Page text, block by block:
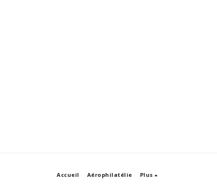
Accueil Aérophilatélie Plus